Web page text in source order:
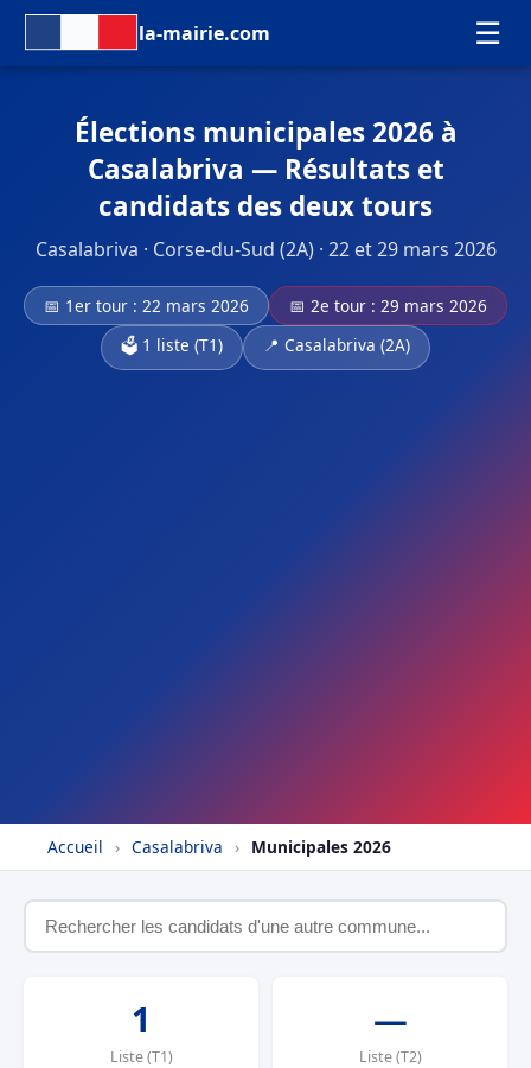
la-mairie.com ☰
Élections municipales 2026 à
Casalabriva — Résultats et
candidats des deux tours
Casalabriva · Corse-du-Sud (2A) · 22 et 29 mars 2026
📅 1er tour : 22 mars 2026
📅 2e tour : 29 mars 2026
🗳️ 1 liste (T1)
📍 Casalabriva (2A)
Accueil › Casalabriva › Municipales 2026
1
Liste (T1)
—
Liste (T2)